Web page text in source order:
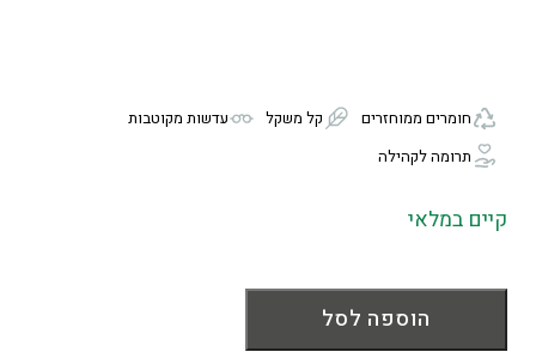
חומרים ממוחזרים קל משקל
עדשות מקוטבות
תרומה לקהילה
קיים במלאי
הוספה לסל